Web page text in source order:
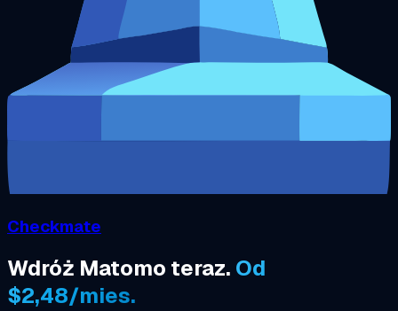
Checkmate
Wdróż Matomo teraz. Od
$2,48/mies.